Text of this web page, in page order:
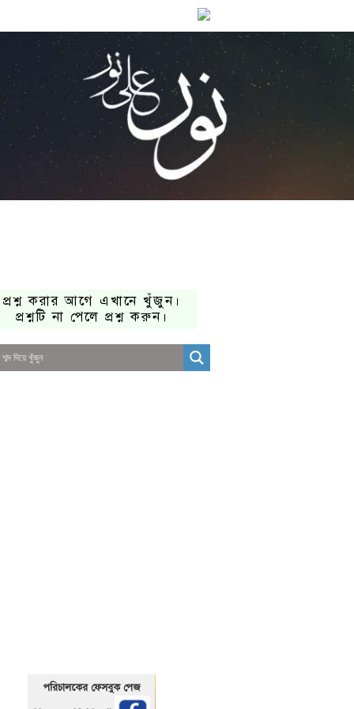
প্রশ্ন করার আগে এখানে খুঁজুন।
প্রশ্নটি না পেলে প্রশ্ন করুন।
পরিচালকের ফেসবুক পেজ